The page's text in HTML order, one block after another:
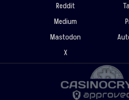
Reddit
Medium
Mastodon
X